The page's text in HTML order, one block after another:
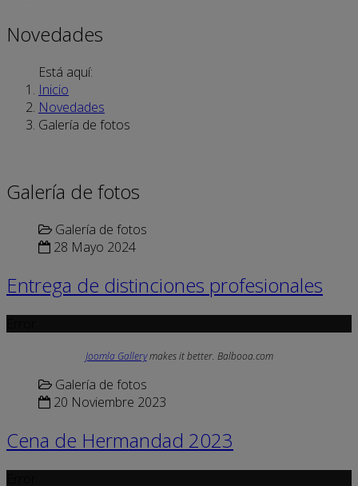
Novedades
Está aquí:
Inicio
Novedades
Galería de fotos
Galería de fotos
Galería de fotos
28 Mayo 2024
Entrega de distinciones profesionales
Joomla Gallerymakes it better. Balbooa.com
Galería de fotos
20 Noviembre 2023
Cena de Hermandad 2023